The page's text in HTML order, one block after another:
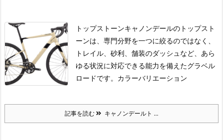
トップストーンキャノンデールのトップスト
ーンは、専門分野を一つに絞るのではなく、
トレイル、砂利、舗装のダッシュなど、あら
ゆる状況に対応できる能力を備えたグラベル
ロードです。 カラーバリエーション
記事を読む キャノンデールト ...